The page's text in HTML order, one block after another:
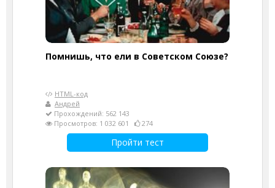
Помнишь, что ели в Советском Союзе?
HTML-код
Андрей
Прохождений: 562 143
Просмотров: 1 032 601
274
Пройти тест